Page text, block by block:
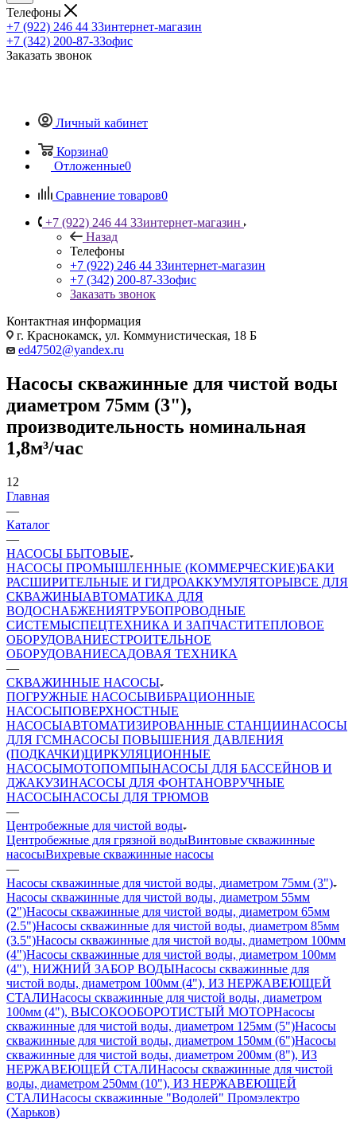
Телефоны
+7 (922) 246 44 33интернет-магазин
+7 (342) 200-87-33офис
Заказать звонок
Личный кабинет
Корзина0
Отложенные0
Сравнение товаров0
+7 (922) 246 44 33интернет-магазин
Назад
Телефоны
+7 (922) 246 44 33интернет-магазин
+7 (342) 200-87-33офис
Заказать звонок
Контактная информация
г. Краснокамск, ул. Коммунистическая, 18 Б
ed47502@yandex.ru
Насосы скважинные для чистой воды
диаметром 75мм (3"),
производительность номинальная
1,8м³/час
12
Главная
—
Каталог
—
НАСОСЫ БЫТОВЫЕ
НАСОСЫ ПРОМЫШЛЕННЫЕ (КОММЕРЧЕСКИЕ)БАКИ
РАСШИРИТЕЛЬНЫЕ И ГИДРОАККУМУЛЯТОРЫВСЕ ДЛЯ
СКВАЖИНЫАВТОМАТИКА ДЛЯ
ВОДОСНАБЖЕНИЯТРУБОПРОВОДНЫЕ
СИСТЕМЫСПЕЦТЕХНИКА И ЗАПЧАСТИТЕПЛОВОЕ
ОБОРУДОВАНИЕСТРОИТЕЛЬНОЕ
ОБОРУДОВАНИЕСАДОВАЯ ТЕХНИКА
—
СКВАЖИННЫЕ НАСОСЫ
ПОГРУЖНЫЕ НАСОСЫВИБРАЦИОННЫЕ
НАСОСЫПОВЕРХНОСТНЫЕ
НАСОСЫАВТОМАТИЗИРОВАННЫЕ СТАНЦИИНАСОСЫ
ДЛЯ ГСМНАСОСЫ ПОВЫШЕНИЯ ДАВЛЕНИЯ
(ПОДКАЧКИ)ЦИРКУЛЯЦИОННЫЕ
НАСОСЫМОТОПОМПЫНАСОСЫ ДЛЯ БАССЕЙНОВ И
ДЖАКУЗИНАСОСЫ ДЛЯ ФОНТАНОВРУЧНЫЕ
НАСОСЫНАСОСЫ ДЛЯ ТРЮМОВ
—
Центробежные для чистой воды
Центробежные для грязной водыВинтовые скважинные
насосыВихревые скважинные насосы
—
Насосы скважинные для чистой воды, диаметром 75мм (3")
Насосы скважинные для чистой воды, диаметром 55мм
(2")Насосы скважинные для чистой воды, диаметром 65мм
(2.5")Насосы скважинные для чистой воды, диаметром 85мм
(3.5")Насосы скважинные для чистой воды, диаметром 100мм
(4")Насосы скважинные для чистой воды, диаметром 100мм
(4"), НИЖНИЙ ЗАБОР ВОДЫНасосы скважинные для
чистой воды, диаметром 100мм (4"), ИЗ НЕРЖАВЕЮЩЕЙ
СТАЛИНасосы скважинные для чистой воды, диаметром
100мм (4"), ВЫСОКООБОРОТИСТЫЙ МОТОРНасосы
скважинные для чистой воды, диаметром 125мм (5")Насосы
скважинные для чистой воды, диаметром 150мм (6")Насосы
скважинные для чистой воды, диаметром 200мм (8"), ИЗ
НЕРЖАВЕЮЩЕЙ СТАЛИНасосы скважинные для чистой
воды, диаметром 250мм (10"), ИЗ НЕРЖАВЕЮЩЕЙ
СТАЛИНасосы скважинные "Водолей" Промэлектро
(Харьков)